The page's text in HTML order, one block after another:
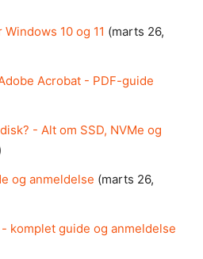
10 og 11 (marts 26,
Acrobat - PDF-guide
- Alt om SSD, NVMe og
og anmeldelse (marts 26,
komplet guide og anmeldelse